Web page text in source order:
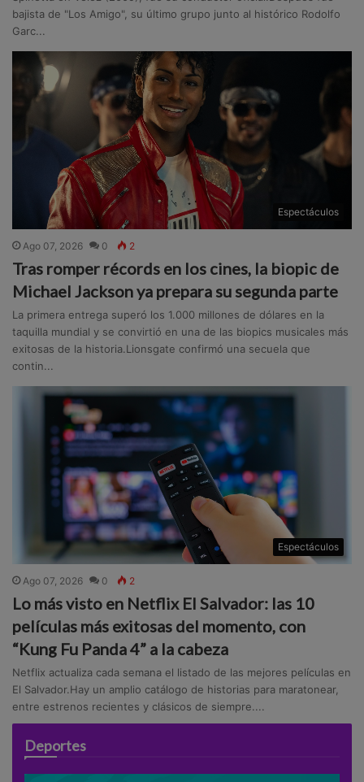
bajista de "Los Amigo", su último grupo junto al histórico Rodolfo
Garc...
Espectáculos
Ago 07, 2026 0 2
Tras romper récords en los cines, la biopic de
Michael Jackson ya prepara su segunda parte
La primera entrega superó los 1.000 millones de dólares en la
taquilla mundial y se convirtió en una de las biopics musicales más
exitosas de la historia.Lionsgate confirmó una secuela que
contin...
Espectáculos
Ago 07, 2026 0 2
Lo más visto en Netflix El Salvador: las 10
películas más exitosas del momento, con
“Kung Fu Panda 4” a la cabeza
Netflix actualiza cada semana el listado de las mejores películas en
El Salvador.Hay un amplio catálogo de historias para maratonear,
entre estrenos recientes y clásicos de siempre....
Deportes